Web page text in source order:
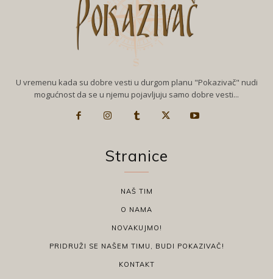
U vremenu kada su dobre vesti u durgom planu "Pokazivač" nudi
mogućnost da se u njemu pojavljuju samo dobre vesti...
Stranice
NAŠ TIM
O NAMA
NOVAKUJMO!
PRIDRUŽI SE NAŠEM TIMU, BUDI POKAZIVAČ!
KONTAKT